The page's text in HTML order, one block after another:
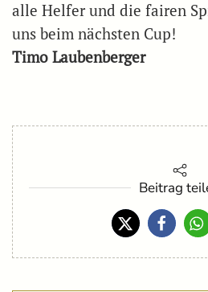
alle Helfer und die fairen
uns beim nächsten Cup!
Timo Laubenberger
Beitrag